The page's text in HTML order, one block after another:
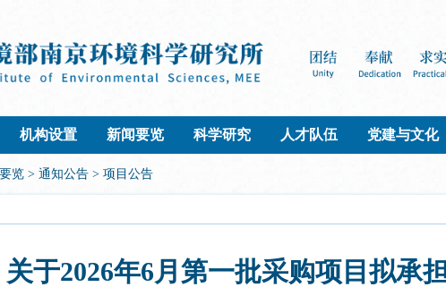
机构设置 新闻要览 科学研究 人才队伍 党建与文化
览 > 通知公告 > 项目公告
关于2026年6月第一批采购项目拟承